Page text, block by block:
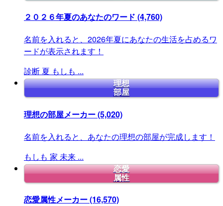
２０２６年夏のあなたのワード (4,760)
名前を入れると、2026年夏にあなたの生活を占めるワ
ードが表示されます！
診断 夏 もしも ...
理想
部屋
理想の部屋メーカー(5,020)
名前を入れると、あなたの理想の部屋が完成します！
もしも 家 未来 ...
恋愛
属性
恋愛属性メーカー(16,570)